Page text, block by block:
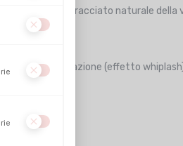
meglio il tracciato naturale della
in caso di vibrazione (effetto